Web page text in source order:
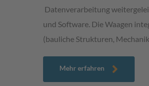
Datenverarbeitung
und Software. Die Waagen
(bauliche Strukturen,
Mehr erfahren